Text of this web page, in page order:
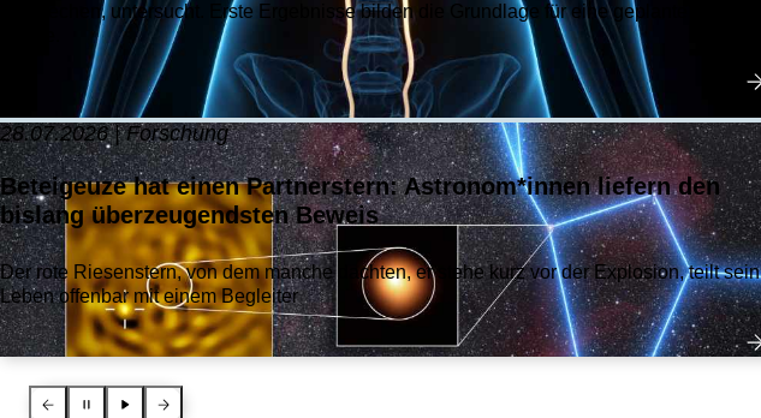
ansprechen, untersucht. Erste Ergebnisse bilden die Grundlage für eine geplante klinische
28.07.2026 | Forschung
Beteigeuze hat einen Partnerstern: Astronom*innen liefern den
bislang überzeugendsten Beweis
Der rote Riesenstern, von dem manche dachten, er stehe kurz vor der Explosion, teilt sein
Leben offenbar mit einem Begleiter
Vorherige News
PauseAbspielenNächste News